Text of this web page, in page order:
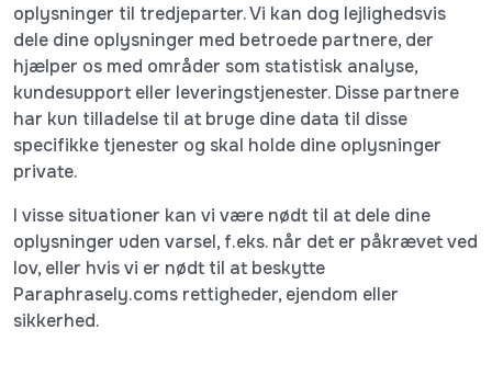
oplysninger til tredjeparter. Vi kan dog lejlighedsvis
dele dine oplysninger med betroede partnere, der
hjælper os med områder som statistisk analyse,
kundesupport eller leveringstjenester. Disse partnere
har kun tilladelse til at bruge dine data til disse
specifikke tjenester og skal holde dine oplysninger
private.
I visse situationer kan vi være nødt til at dele dine
oplysninger uden varsel, f.eks. når det er påkrævet ved
lov, eller hvis vi er nødt til at beskytte
Paraphrasely.coms rettigheder, ejendom eller
sikkerhed.